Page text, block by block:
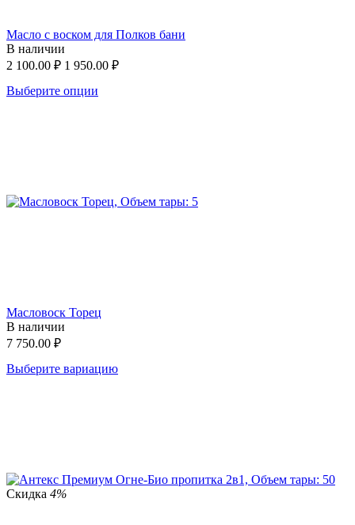
Масло с воском для Полков бани
В наличии
2 100.00 ₽ 1 950.00 ₽
Выберите опции
Масловоск Торец
В наличии
7 750.00 ₽
Выберите вариацию
Скидка 4%